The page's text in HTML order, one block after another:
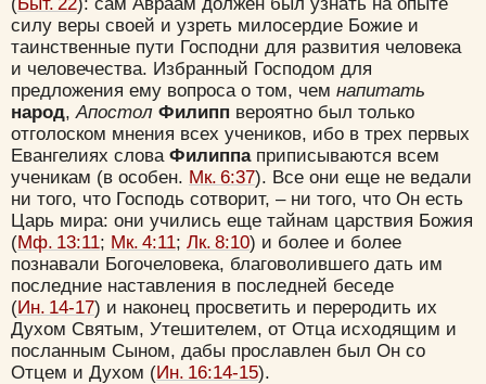
силу веры своей и узреть милосердие Божие и
таинственные пути Господни для развития человека
и человечества. Избранный Господом для
предложения ему вопроса о том, чем напитать
народ, Апостол Филипп вероятно был только
отголоском мнения всех учеников, ибо в трех первых
Евангелиях слова Филиппаприписываются всем
ученикам (в особен. Мк. 6:37). Все они еще не ведали
ни того, что Господь сотворит, – ни того, что Он есть
Царь мира: они учились еще тайнам царствия Божия
(Мф. 13:11; Мк. 4:11; Лк. 8:10) и более и более
познавали Богочеловека, благоволившего дать им
последние наставления в последней беседе
(Ин. 14-17) и наконец просветить и переродить их
Духом Святым, Утешителем, от Отца исходящим и
посланным Сыном, дабы прославлен был Он со
Отцем и Духом (Ин. 16:14-15).